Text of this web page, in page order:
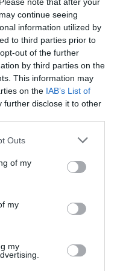
continue seeing
information utilized by
to third parties prior to
out of the further
by third parties on the
This information may
on the IAB’s List of
further disclose it to other
Outs
of my
my
my
είπε πως το να
το «απόλυτο» για
Weinstein
την απαλλαγή
και την άρση
στην Αμερική. )
και υπόθεσεων το
να κάνουν τέτοιου
θυμάτων που
με θετικό τρόπο
ενάντια στον
και
που μοιάζει